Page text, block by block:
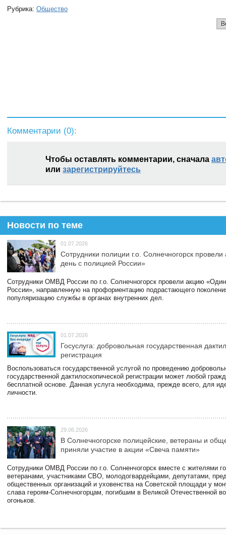
Рубрика: Общество
Комментарии (0):
Чтобы оставлять комментарии, сначала
или зарегистрируйтесь
Новости по теме
01.07.2026
Сотрудники полиции г.о. Солнечногорск
день с полицией России»
Сотрудники ОМВД России по г.о. Солнечногорск провели акцию
России», направленную на профориентацию подрастающего
популяризацию службы в органах внутренних дел.
01.07.2026
Госуслуга: добровольная государственная
регистрация
Воспользоваться государственной услугой по проведению
государственной дактилоскопической регистрации может любой
бесплатной основе. Данная услуга необходима, прежде всего, для
личности.
29.06.2026
В Солнечногорске полицейские, ветераны и
приняли участие в акции «Свеча памяти»
Сотрудники ОМВД России по г.о. Солненчогорск вместе с жителями
ветеранами, участниками СВО, молодогвардейцами, депутатами,
общественных организаций и уховенства на Советской площади у
слава героям-Солнечногорцам, погибшим в Великой Отечественной
огоньков.